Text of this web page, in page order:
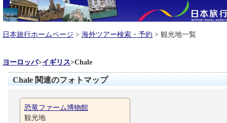
日本旅行ホームページ > 海外ツアー検索・予約 > 観光地一覧
ヨーロッパ>イギリス>Chale
Chale 関連のフォトマップ
恐竜ファーム博物館
観光地